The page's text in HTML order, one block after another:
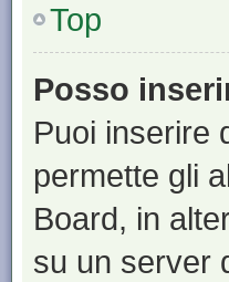
Top
Posso
Puoi inserire
permette gli
Board, in
su un server